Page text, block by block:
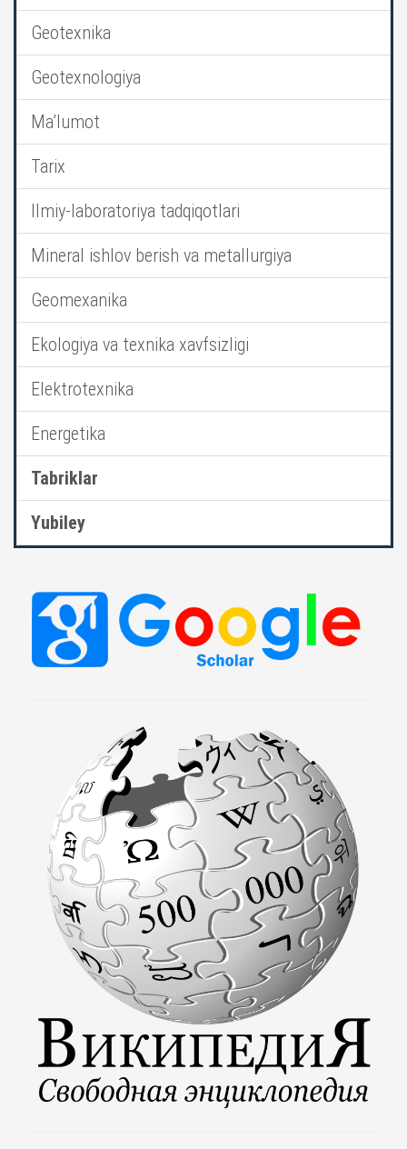
Geotexnika
Geotexnologiya
Ma’lumot
Tarix
Ilmiy-laboratoriya tadqiqotlari
Mineral ishlov berish va metallurgiya
Geomexanika
Ekologiya va texnika xavfsizligi
Elektrotexnika
Energetika
Tabriklar
Yubiley